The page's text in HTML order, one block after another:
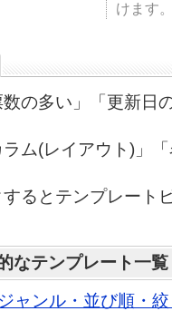
けます
の多い」「更新日
ム(レイアウト)」
るとテンプレート
なテンプレート一覧
ジャンル・並び順・